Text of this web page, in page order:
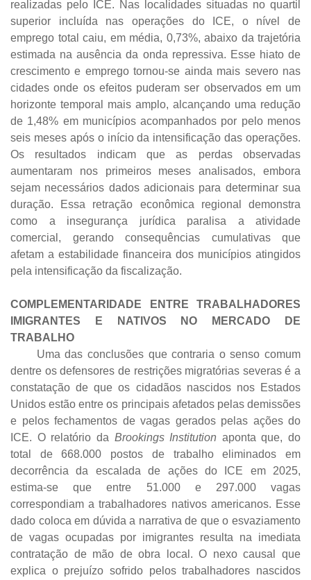
realizadas pelo ICE. Nas localidades situadas no quartil
superior incluída nas operações do ICE, o nível de
emprego total caiu, em média, 0,73%, abaixo da trajetória
estimada na ausência da onda repressiva. Esse hiato de
crescimento e emprego tornou-se ainda mais severo nas
cidades onde os efeitos puderam ser observados em um
horizonte temporal mais amplo, alcançando uma redução
de 1,48% em municípios acompanhados por pelo menos
seis meses após o início da intensificação das operações.
Os resultados indicam que as perdas observadas
aumentaram nos primeiros meses analisados, embora
sejam necessários dados adicionais para determinar sua
duração. Essa retração econômica regional demonstra
como a insegurança jurídica paralisa a atividade
comercial, gerando consequências cumulativas que
afetam a estabilidade financeira dos municípios atingidos
pela intensificação da fiscalização.
COMPLEMENTARIDADE ENTRE TRABALHADORES
IMIGRANTES E NATIVOS NO MERCADO DE
TRABALHO
Uma das conclusões que contraria o senso comum
dentre os defensores de restrições migratórias severas é a
constatação de que os cidadãos nascidos nos Estados
Unidos estão entre os principais afetados pelas demissões
e pelos fechamentos de vagas gerados pelas ações do
ICE. O relatório da Brookings Institution aponta que, do
total de 668.000 postos de trabalho eliminados em
decorrência da escalada de ações do ICE em 2025,
estima-se que entre 51.000 e 297.000 vagas
correspondiam a trabalhadores nativos americanos. Esse
dado coloca em dúvida a narrativa de que o esvaziamento
de vagas ocupadas por imigrantes resulta na imediata
contratação de mão de obra local. O nexo causal que
explica o prejuízo sofrido pelos trabalhadores nascidos